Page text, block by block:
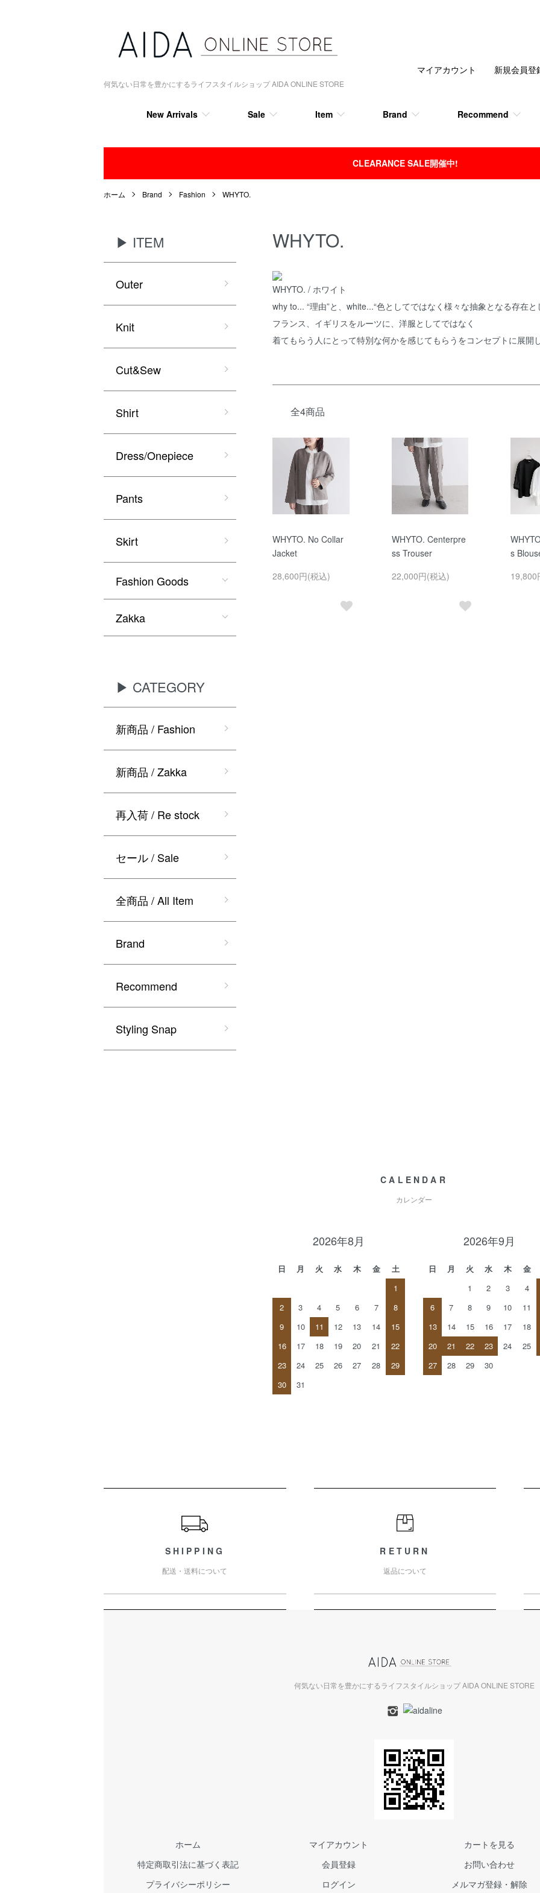
何気ない日常を豊かにするライフスタイルショップ AIDA ONLINE STORE
New Arrivals Sale Item Brand Recommend
マイアカウント 新規会員登
CLEARANCE SALE開催中!
ホーム Brand Fashion WHYTO.
WHYTO.
WHYTO. / ホワイト
why to... “理由”と、white...“色としてではなく様々な抽象となる存在と
フランス、イギリスをルーツに、洋服としてではなく
着てもらう人にとって特別な何かを感じてもらうをコンセプトに展開
全4商品
WHYTO. No Collar
Jacket
28,600円(税込)
WHYTO. Centerpre
ss Trouser
22,000円(税込)
s
19,800
▶ ITEM
Outer
Knit
Cut&Sew
Shirt
Dress/Onepiece
Pants
Skirt
Fashion Goods
Zakka
▶ CATEGORY
新商品 / Fashion
新商品 / Zakka
再入荷 / Re stock
セール / Sale
全商品 / All Item
Brand
Recommend
Styling Snap
CALENDAR
カレンダー
2026年8月
日 月 火 水 木 金
土
1
2
3 4 5 6 7
8
9
10 11 12 13 14
15
16
17 18 19 20 21
22
23
24 25 26 27 28
29
30
31
2026年9月
日 月 火 水 木 金
1
2 3 4
6
7 8 9 10 11
13
14 15 16 17 18
20
21 22 23 24 25
27
28 29 30
SHIPPING
配送・送料について
RETURN
返品について
何気ない日常を豊かにするライフスタイルショップ AIDA ONLINE STORE
ホーム
特定商取引法に基づく表記
プライバシーポリシー
マイアカウント
会員登録
ログイン
カートを見る
お問い合わせ
メルマガ登録・解除